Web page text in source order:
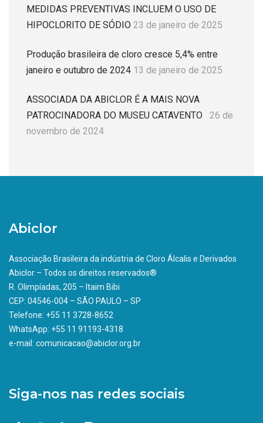
MEDIDAS PREVENTIVAS INCLUEM O USO DE
HIPOCLORITO DE SÓDIO 23 de janeiro de 2025
Produção brasileira de cloro cresce 5,4% entre
janeiro e outubro de 2024 13 de janeiro de 2025
ASSOCIADA DA ABICLOR É A MAIS NOVA
PATROCINADORA DO MUSEU CATAVENTO
26 de
novembro de 2024
Abiclor
Associação Brasileira da indústria de Cloro Álcalis e Derivados
Abiclor – Todos os direitos reservados®
R. Olimpíadas, 205 – Itaim Bibi
CEP: 04546-004 – SÃO PAULO – SP
Telefone: +55 11 3728-8652
WhatsApp: +55 11 91193-4318
e-mail: comunicacao@abiclor.org.br
Siga-nos nas redes sociais